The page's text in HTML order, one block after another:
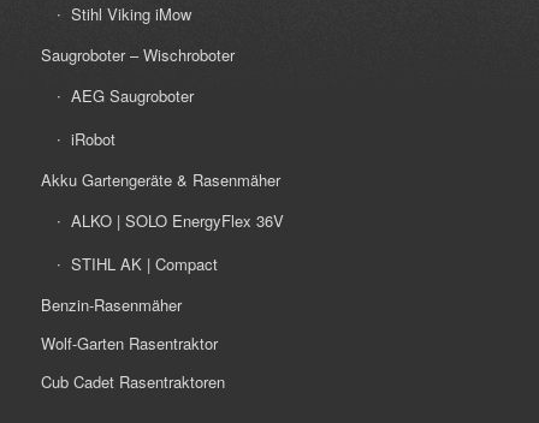
Stihl Viking iMow
Saugroboter – Wischroboter
AEG Saugroboter
iRobot
Akku Gartengeräte & Rasenmäher
ALKO | SOLO EnergyFlex 36V
STIHL AK | Compact
Benzin-Rasenmäher
Wolf-Garten Rasentraktor
Cub Cadet Rasentraktoren